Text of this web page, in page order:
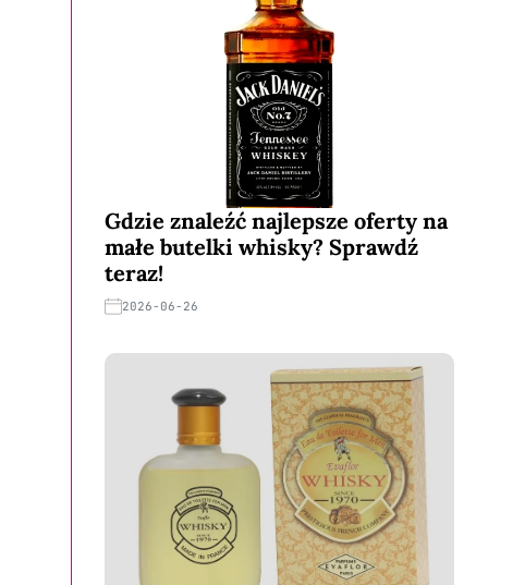
Gdzie znaleźć najlepsze oferty na
małe butelki whisky? Sprawdź
teraz!
2026-06-26